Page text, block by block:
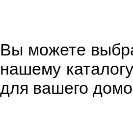
Вы можете
нашему
для вашего